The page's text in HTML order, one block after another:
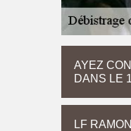
AYEZ
DANS LE
LF